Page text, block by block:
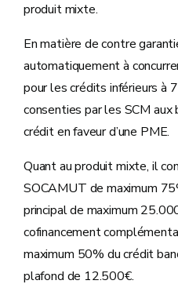
produit mixte.
En matière de contre
automatiquement à
pour les crédits inférieurs à
consenties par les SCM aux
crédit en faveur d’une PME.
Quant au produit mixte, il
SOCAMUT de maximum
principal de maximum
cofinancement
maximum 50% du crédit
plafond de 12.500€.